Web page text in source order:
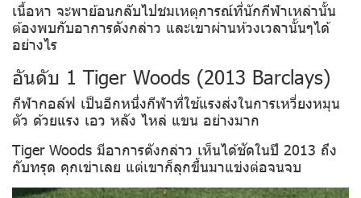
เนื้อหา จะพาย้อนกลับไปชมเหตุการณ์ที่นักกีฬาเหล่านั้น
ต้องพบกับอาการดังกล่าว และเขาผ่านห้วงเวลานั้นๆได้
อย่างไร
อันดับ 1 Tiger Woods (2013 Barclays)
กีฬากอล์ฟ เป็นอีกหนึ่งกีฬาที่ใช้แรงส่งในการเหวี่ยงหมุน
ตัว ด้วยแรง เอว หลัง ไหล่ แขน อย่างมาก
Tiger Woods มีอาการดังกล่าว เห็นได้ชัดในปี 2013 ถึง
กับทรุด คุกเข่าเลย แต่เขาก็ลุกขึ้นมาแข่งต่อจนจบ